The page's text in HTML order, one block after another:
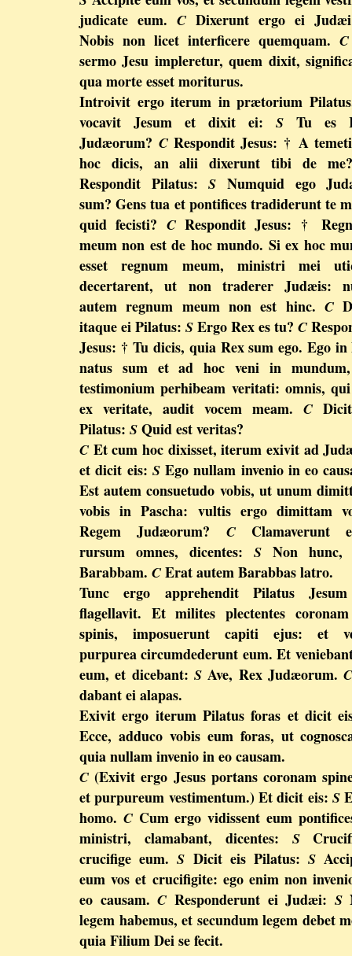
judicate eum. CDixerunt ergo ei
Nobis non licet interficere quemquam.C
sermo Jesu impleretur, quem dixit,
qua morte esset moriturus.
Introivit ergo iterum in prætorium
vocavit Jesum et dixit ei:S Tu es
Judæorum? CRespondit Jesus: † A
hoc dicis, an alii dixerunt tibi de
Respondit Pilatus:S Numquid ego
sum? Gens tua et pontifices tradiderunt te
quid fecisti? CRespondit Jesus: †
meum non est de hoc mundo. Si ex hoc
esset regnum meum, ministri mei
decertarent, ut non traderer Judæis:
autem regnum meum non est hinc.C
itaque ei Pilatus:S Ergo Rex es tu?C
Jesus: † Tu dicis, quia Rex sum ego. Ego in
natus sum et ad hoc veni in
testimonium perhibeam veritati: omnis,
ex veritate, audit vocem meam.C
Pilatus: S Quid est veritas?
C Et cum hoc dixisset, iterum exivit ad
et dicit eis: SEgo nullam invenio in eo
Est autem consuetudo vobis, ut unum
vobis in Pascha: vultis ergo dimittam
Regem Judæorum? CClamaverunt
rursum omnes, dicentes: SNon hunc,
Barabbam. C Erat autem Barabbas latro.
Tunc ergo apprehendit Pilatus
flagellavit. Et milites plectentes
spinis, imposuerunt capiti ejus: et
purpurea circumdederunt eum. Et
eum, et dicebant: SAve, Rex Judæorum.
dabant ei alapas.
Exivit ergo iterum Pilatus foras et dicit
Ecce, adduco vobis eum foras, ut
quia nullam invenio in eo causam.
C (Exivit ergo Jesus portans coronam
et purpureum vestimentum.) Et dicit eis:S
homo. CCum ergo vidissent eum
ministri, clamabant, dicentes: S
crucifige eum.S Dicit eis Pilatus:S
eum vos et crucifigite: ego enim non
eo causam.C Responderunt ei Judæi: S
legem habemus, et secundum legem debet
quia Filium Dei se fecit.